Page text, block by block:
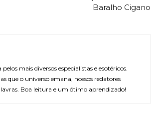
Baralho Cigano
mais diversos especialistas e esotéricos.
que o universo emana, nossos redatores
Boa leitura e um ótimo aprendizado!